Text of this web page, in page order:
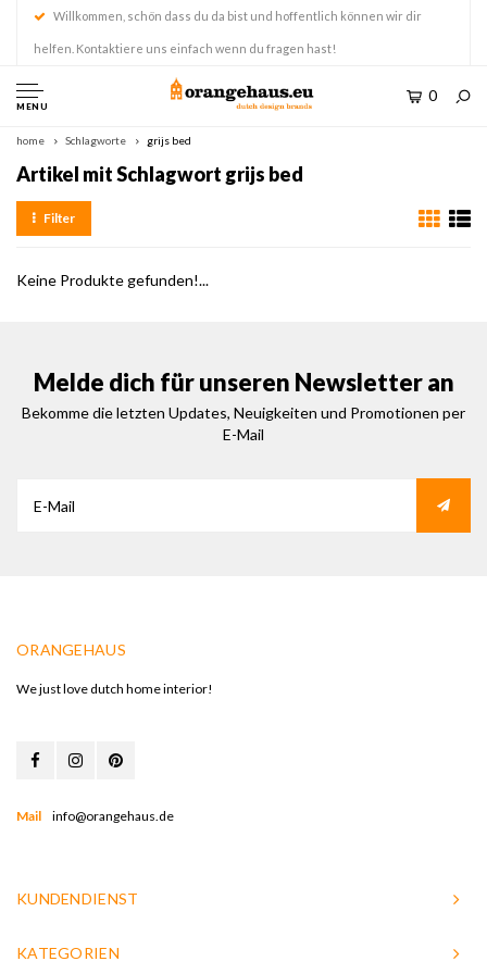
Willkommen, schön dass du da bist und hoffentlich können wir dir
helfen. Kontaktiere uns einfach wenn du fragen hast!
MENU
0
home Schlagworte grijs bed
Artikel mit Schlagwort grijs bed
Filter
Keine Produkte gefunden!...
Melde dich für unseren Newsletter an
Bekomme die letzten Updates, Neuigkeiten und Promotionen per
E-Mail
ORANGEHAUS
We just love dutch home interior!
Mail info@orangehaus.de
KUNDENDIENST
KATEGORIEN